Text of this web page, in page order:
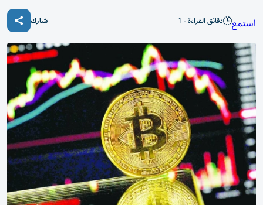
استمع دقائق القراءة - 1 شارك